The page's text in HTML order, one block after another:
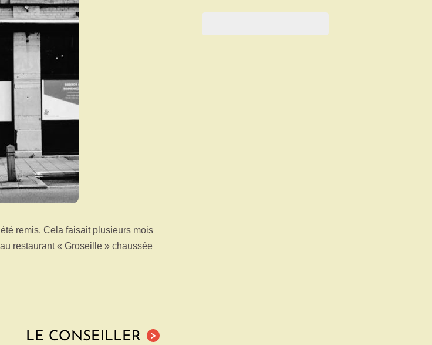
remis. Cela faisait plusieurs mois
restaurant « Groseille » chaussée
>
LE CONSEILLER